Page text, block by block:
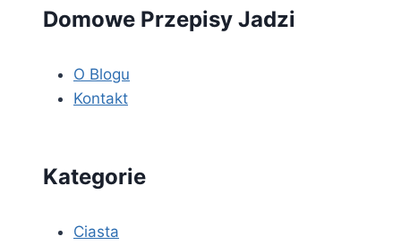
Domowe Przepisy Jadzi
O Blogu
Kontakt
Kategorie
Ciasta